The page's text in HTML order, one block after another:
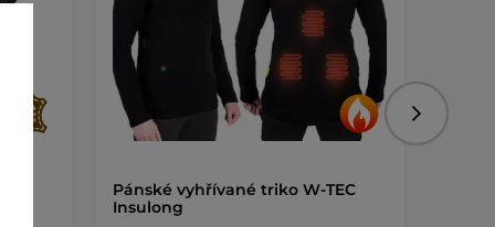
Pánské vyhřívané triko W-TEC
Insulong